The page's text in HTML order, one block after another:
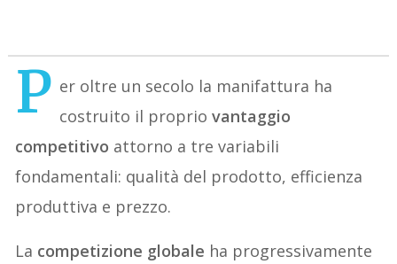
P er oltre un secolo la manifattura ha
costruito il propriovantaggio
competitivo attorno a tre variabili
fondamentali: qualità del prodotto, efficienza
produttiva e prezzo.
La competizione globale ha progressivamente